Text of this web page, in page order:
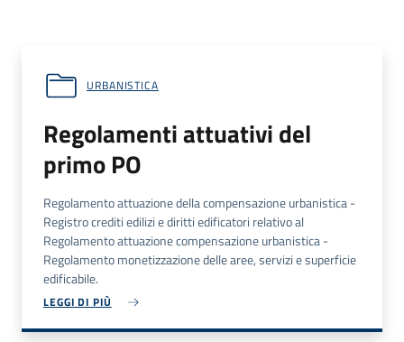
URBANISTICA
Regolamenti attuativi del
primo PO
Regolamento attuazione della compensazione urbanistica -
Registro crediti edilizi e diritti edificatori relativo al
Regolamento attuazione compensazione urbanistica -
Regolamento monetizzazione delle aree, servizi e superficie
edificabile.
LEGGI DI PIÙ